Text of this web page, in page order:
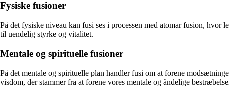
Fysiske fusioner
På det fysiske niveau kan fusi ses i processen med atomar fusion,
til uendelig styrke og vitalitet.
Mentale og spirituelle fusioner
På det mentale og spirituelle plan handler fusi om at forene
visdom, der stammer fra at forene vores mentale og åndelige